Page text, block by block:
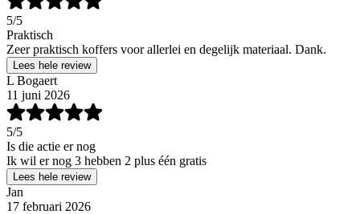
5/5
Praktisch
Zeer praktisch koffers voor allerlei en degelijk materiaal. Dank.
Lees hele review
L Bogaert
11 juni 2026
5/5
Is die actie er nog
Ik wil er nog 3 hebben 2 plus één gratis
Lees hele review
Jan
17 februari 2026